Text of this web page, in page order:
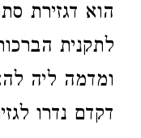
הוא דגזירת
לתקנית
ומדמה ליה
דקדם נדרו